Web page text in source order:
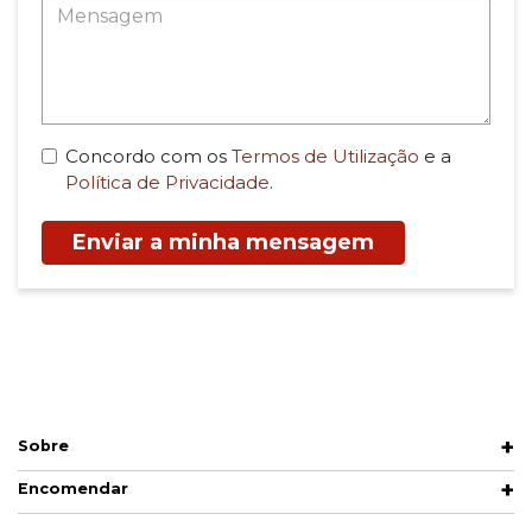
Concordo com os Termos de Utilização e a
Política de Privacidade.
Enviar a minha mensagem
Sobre
Encomendar